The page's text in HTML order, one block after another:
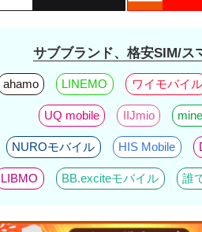
サブブランド、格安SIM/ス
ahamo LINEMO ワイモバイル
UQ mobile IIJmio
NUROモバイル HIS Mobile
LIBMO BB.exciteモバイル 誰